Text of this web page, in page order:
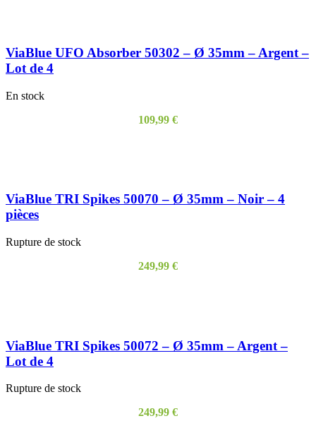
ViaBlue UFO Absorber 50302 – Ø 35mm – Argent –
Lot de 4
En stock
109,99 €
ViaBlue TRI Spikes 50070 – Ø 35mm – Noir – 4
pièces
Rupture de stock
249,99 €
ViaBlue TRI Spikes 50072 – Ø 35mm – Argent –
Lot de 4
Rupture de stock
249,99 €